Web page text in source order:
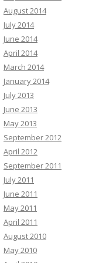
August 2014
July 2014
June 2014
April 2014
March 2014
January 2014
July 2013
June 2013
May 2013
September 2012
April 2012
September 2011
July 2011
June 2011
May 2011
April 2011
August 2010
May 2010